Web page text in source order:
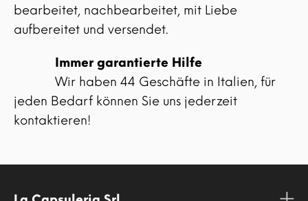
bearbeitet, nachbearbeitet, mit Liebe
aufbereitet und versendet.
Immer garantierte Hilfe
Wir haben 44 Geschäfte in Italien, für
jeden Bedarf können Sie uns jederzeit
kontaktieren!